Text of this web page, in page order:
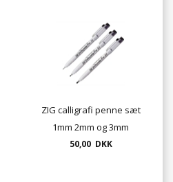
ZIG calligrafi penne sæt
1mm 2mm og 3mm
50,00 DKK